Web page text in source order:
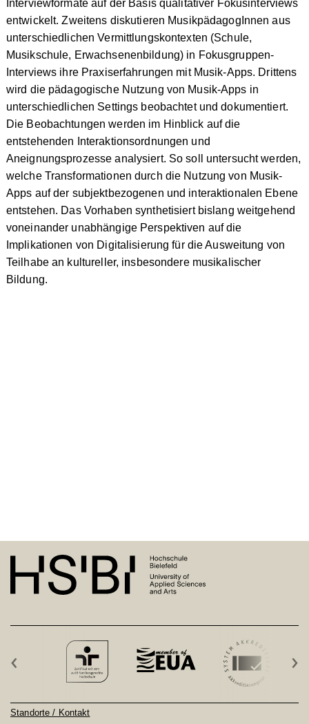
Interviewformate auf der Basis qualitativer Fokusinterviews
entwickelt. Zweitens diskutieren MusikpädagogInnen aus
unterschiedlichen Vermittlungskontexten (Schule,
Musikschule, Erwachsenenbildung) in Fokusgruppen-
Interviews ihre Praxiserfahrungen mit Musik-Apps. Drittens
wird die pädagogische Nutzung von Musik-Apps in
unterschiedlichen Settings beobachtet und dokumentiert.
Die Beobachtungen werden im Hinblick auf die
entstehenden Interaktionsordnungen und
Aneignungsprozesse analysiert. So soll untersucht werden,
welche Transformationen durch die Nutzung von Musik-
Apps auf der subjektbezogenen und interaktionalen Ebene
entstehen. Das Vorhaben synthetisiert bislang weitgehend
voneinander unabhängige Perspektiven auf die
Implikationen von Digitalisierung für die Ausweitung von
Teilhabe an kultureller, insbesondere musikalischer
Bildung.
‹ ›
Standorte / Kontakt